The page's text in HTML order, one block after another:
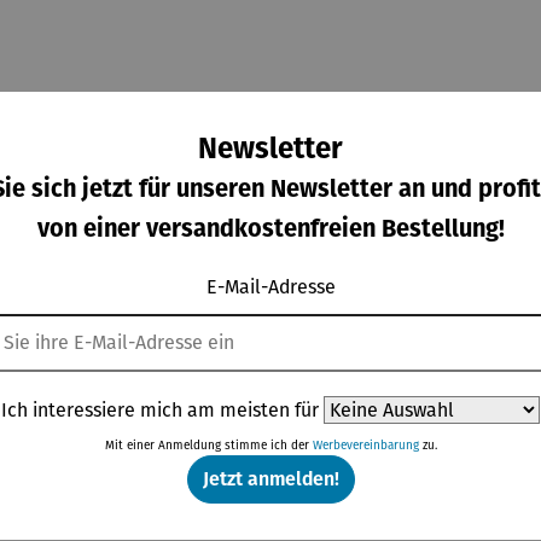
elle -
Preis:
€
Deko-Grill
Regulärer Preis:
79,95 €
Kunststei
n | Farmi
Verkaufspreis:
49,00 €
UVP59,00 €
Kunststei
n | Papa
Verkaufspreis:
49,00 €
UVP
Newsletter
sich jetzt für unseren Newsletter an und
von einer versandkostenfreien Bestellung!
E-Mail-Adresse
Ich interessiere mich am meisten für
Mit einer Anmeldung stimme ich der Werbevereinbarungzu.
Jetzt anmelden!